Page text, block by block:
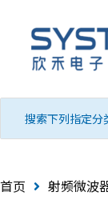
搜索下列指定分
首页 射频微波